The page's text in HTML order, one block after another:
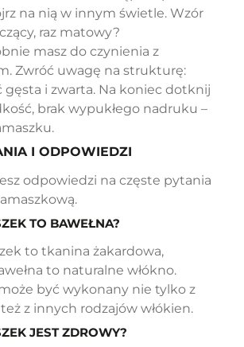
na nią w innym świetle. Wzór
raz matowy?
masz do czynienia z
Zwróć uwagę na strukturę:
gęsta i zwarta. Na koniec dotknij
brak wypukłego nadruku –
I ODPOWIEDZI
odpowiedzi na częste pytania
TO BAWEŁNA?
to tkanina żakardowa,
to naturalne włókno.
być wykonany nie tylko z
też z innych rodzajów włókien.
JEST ZDROWY?